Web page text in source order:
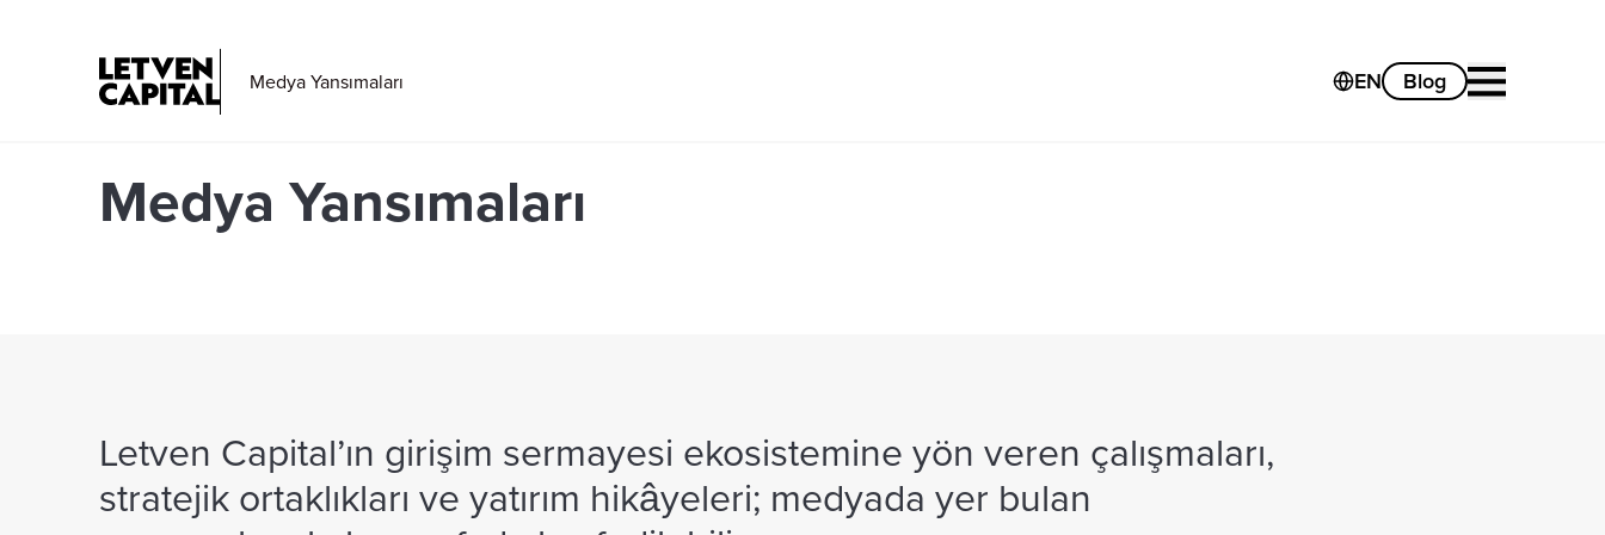
Medya Yansımaları EN Blog
Medya Yansımaları
Letven Capital’ın girişim sermayesi ekosistemine yön veren çalışmaları,
stratejik ortaklıkları ve yatırım hikâyeleri; medyada yer bulan